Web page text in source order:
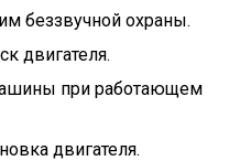
беззвучной охраны.
двигателя.
при работающем
двигателя.